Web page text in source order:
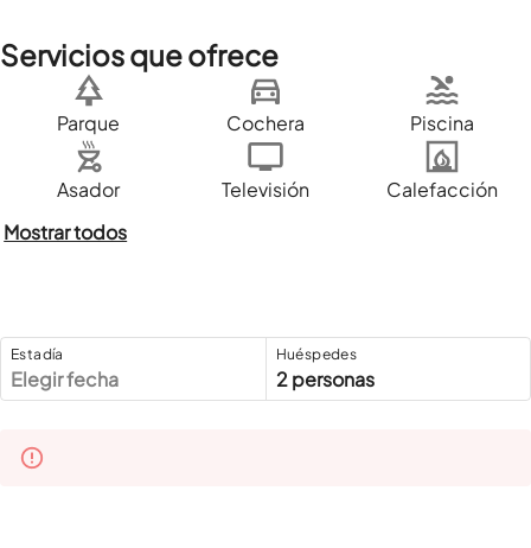
Servicios que ofrece
Parque Cochera Piscina
Asador Televisión
Calefacción
Mostrar todos
Estadía
Elegir fecha
Huéspedes
2 personas